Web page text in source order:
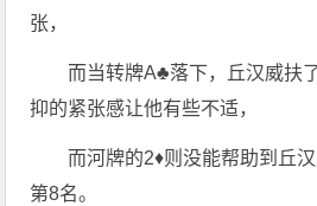
张，
而当转牌A♣️落下，丘汉威扶
抑的紧张感让他有些不适，
而河牌的2♦️则没能帮助到丘
第8名。